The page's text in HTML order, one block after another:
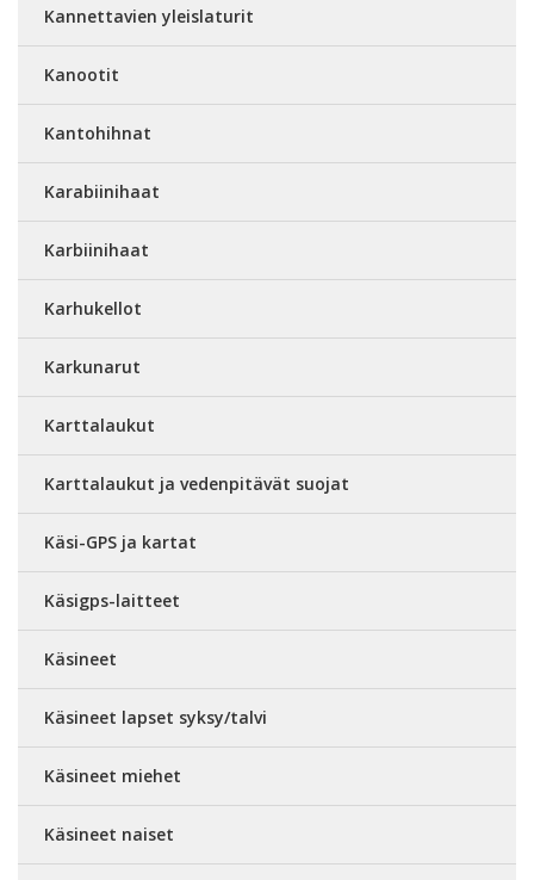
Kannettavien yleislaturit
Kanootit
Kantohihnat
Karabiinihaat
Karbiinihaat
Karhukellot
Karkunarut
Karttalaukut
Karttalaukut ja vedenpitävät suojat
Käsi-GPS ja kartat
Käsigps-laitteet
Käsineet
Käsineet lapset syksy/talvi
Käsineet miehet
Käsineet naiset